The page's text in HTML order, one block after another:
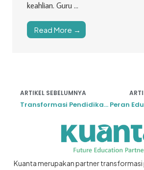
keahlian. Guru ...
Read More →
ARTIKEL SEBELUMNYA
Transformasi Pendidikan Berbasis Teknologi untuk Era Digital
Kuanta merupakan partner transformasi